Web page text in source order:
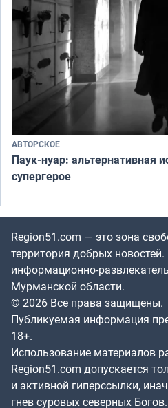
АВТОРСКОЕ
Паук-нуар: альтернативная
супергерое
Region51.com — это зона
территория добрых
информационно-
Мурманской области.
© 2026 Все права защищены.
Публикуемая информация
18+.
Использование материалов
Region51.com допускается
и активной гиперссылки,
гнев суровых северных Богов.